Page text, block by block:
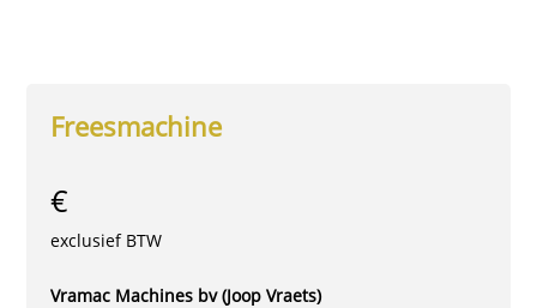
Freesmachine
€
exclusief BTW
Vramac Machines bv (Joop Vraets)